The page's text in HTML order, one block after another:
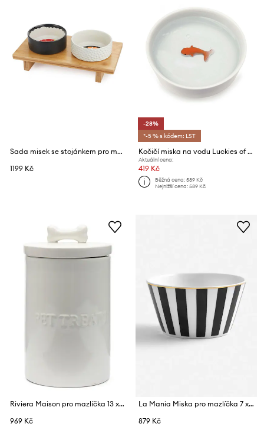
Sada misek se stojánkem pro mazlíčka Balvi Komeki
1199 Kč
-28%
*-5 % s kódem: LST
Kočičí miska na vodu Luckies of London Goldfish
Aktuální cena:
419 Kč
Běžná cena:589 Kč
Nejnižší cena:589 Kč
Riviera Maison pro mazlíčka 13 x 22 cm
969 Kč
La Mania Miska pro mazlíčka 7 x 13 cm
879 Kč